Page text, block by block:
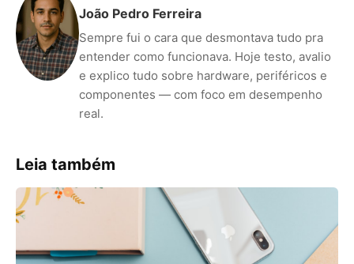
João Pedro Ferreira
Sempre fui o cara que desmontava tudo pra
entender como funcionava. Hoje testo, avalio
e explico tudo sobre hardware, periféricos e
componentes — com foco em desempenho
real.
Leia também